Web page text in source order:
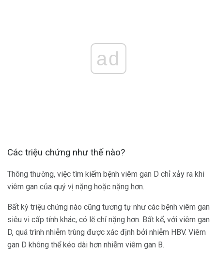
ad
Các triệu chứng như thế nào?
Thông thường, việc tìm kiếm bệnh viêm gan D chỉ xảy ra khi
viêm gan của quý vị nặng hoặc nặng hơn.
Bất kỳ triệu chứng nào cũng tương tự như các bệnh viêm gan
siêu vi cấp tính khác, có lẽ chỉ nặng hơn. Bất kể, với viêm gan
D, quá trình nhiễm trùng được xác định bởi nhiễm HBV. Viêm
gan D không thể kéo dài hơn nhiễm viêm gan B.